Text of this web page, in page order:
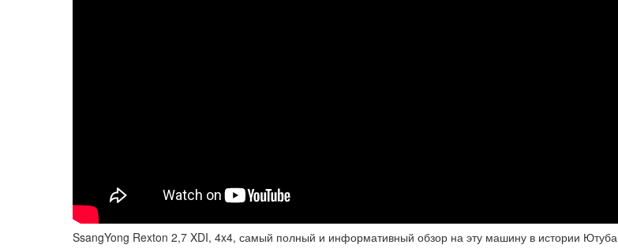
SsangYong Rexton 2,7 XDI, 4x4, самый полный и информативный обзор на эту машину в истории Ютуба